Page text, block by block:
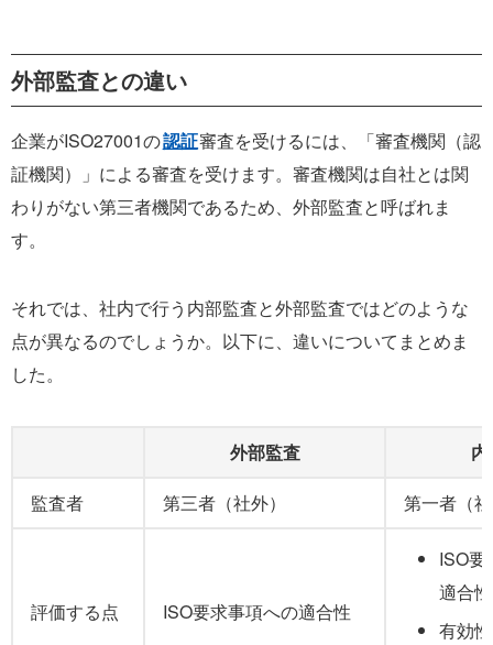
外部監査との違い
企業がISO27001の認証審査を受けるには、「審査機関（認
証機関）」による審査を受けます。審査機関は自社とは関
わりがない第三者機関であるため、外部監査と呼ばれま
す。
それでは、社内で行う内部監査と外部監査ではどのような
点が異なるのでしょうか。以下に、違いについてまとめま
した。
外部監査
監査者
第三者（社外） 第一者（
評価する点 ISO要求事項への適合性
ISO要
適合性
有効性